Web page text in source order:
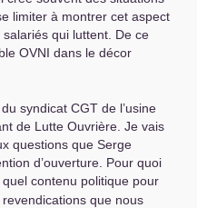
limiter à montrer cet aspect
qui luttent. De ce
OVNI dans le décor
syndicat CGT de l’usine
de Lutte Ouvrière. Je vais
questions que Serge
d’ouverture. Pour quoi
contenu politique pour
que nous